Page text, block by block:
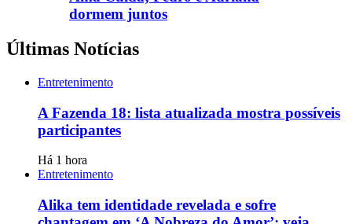
dormem juntos
Últimas Notícias
Entretenimento
A Fazenda 18: lista atualizada mostra possíveis
participantes
Há 1 hora
Entretenimento
Alika tem identidade revelada e sofre